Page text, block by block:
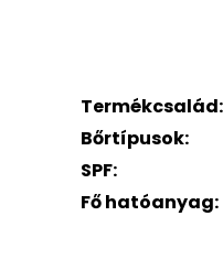
Termékcsalád:
Bőrtípusok:
SPF:
Fő hatóanyag: